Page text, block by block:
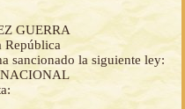
GUERRA
República
sancionado la siguiente ley:
NACIONAL